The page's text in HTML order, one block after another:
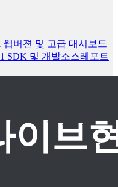
웹버젼 및 고급 대시보드
SDK 및 개발소스레포트
이브